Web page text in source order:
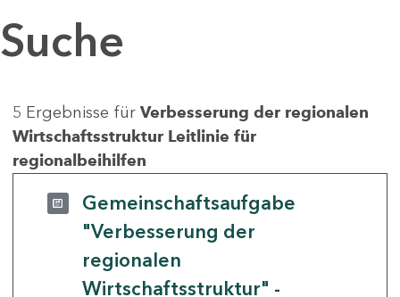
Suche
5 Ergebnisse für Verbesserung der regionalen
Wirtschaftsstruktur Leitlinie für
regionalbeihilfen
Gemeinschaftsaufgabe
"Verbesserung der
regionalen
Wirtschaftsstruktur" -